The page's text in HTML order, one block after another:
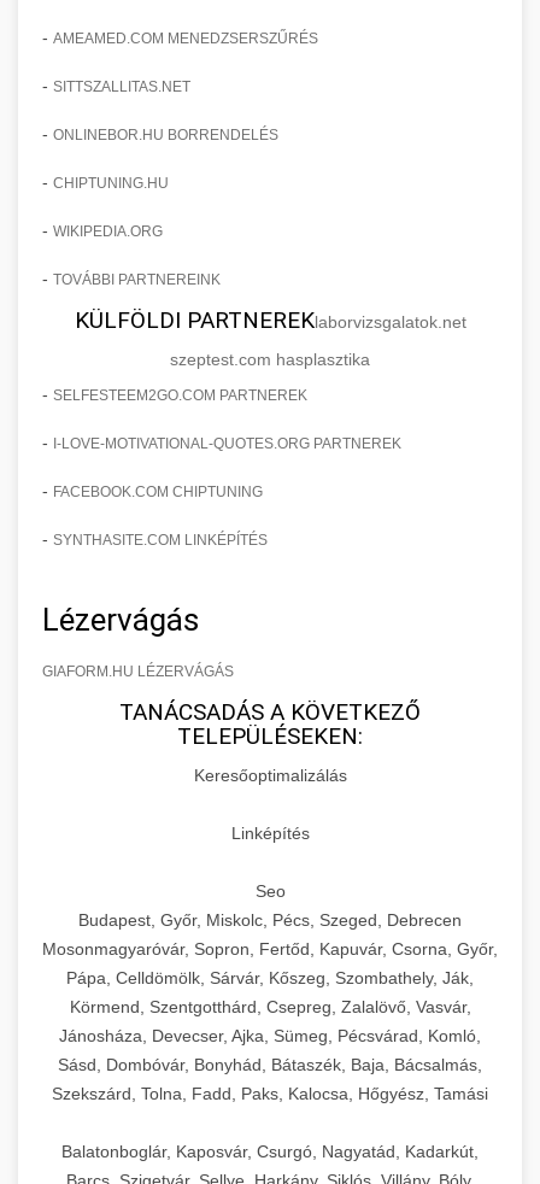
- AMEAMED.COM MENEDZSERSZŰRÉS
- SITTSZALLITAS.NET
- ONLINEBOR.HU BORRENDELÉS
- CHIPTUNING.HU
- WIKIPEDIA.ORG
- TOVÁBBI PARTNEREINK
KÜLFÖLDI PARTNEREKlaborvizsgalatok.net
szeptest.com hasplasztika
- SELFESTEEM2GO.COM PARTNEREK
- I-LOVE-MOTIVATIONAL-QUOTES.ORG PARTNEREK
- FACEBOOK.COM CHIPTUNING
- SYNTHASITE.COM LINKÉPÍTÉS
Lézervágás
GIAFORM.HU LÉZERVÁGÁS
TANÁCSADÁS A KÖVETKEZŐ
TELEPÜLÉSEKEN:
Keresőoptimalizálás
Linképítés
Seo
Budapest, Győr, Miskolc, Pécs, Szeged, Debrecen
Mosonmagyaróvár, Sopron, Fertőd, Kapuvár, Csorna, Győr,
Pápa, Celldömölk, Sárvár, Kőszeg, Szombathely, Ják,
Körmend, Szentgotthárd, Csepreg, Zalalövő, Vasvár,
Jánosháza, Devecser, Ajka, Sümeg, Pécsvárad, Komló,
Sásd, Dombóvár, Bonyhád, Bátaszék, Baja, Bácsalmás,
Szekszárd, Tolna, Fadd, Paks, Kalocsa, Hőgyész, Tamási
Balatonboglár, Kaposvár, Csurgó, Nagyatád, Kadarkút,